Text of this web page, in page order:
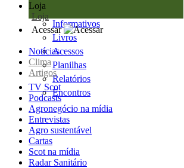
Loja
Loja
Informativos
Livros
Acessos
Planilhas
Relatórios
Encontros
Acessar
Notícias
Clima
Artigos
TV Scot
Podcasts
Agronegócio na mídia
Entrevistas
Agro sustentável
Cartas
Scot na mídia
Radar Sanitário